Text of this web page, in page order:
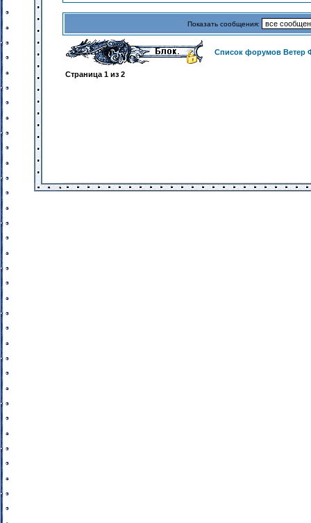
Показать сообщения:
Список форумов Ветер
Страница 1 из 2